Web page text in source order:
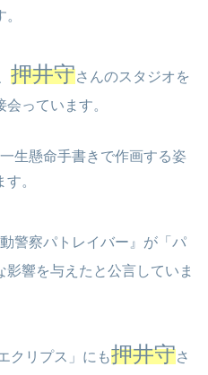
押井守さんのスタジオを
っています。
生懸命手書きで作画する姿
。
警察パトレイバー』が「パ
響を与えたと公言していま
クリプス」にも押井守さ